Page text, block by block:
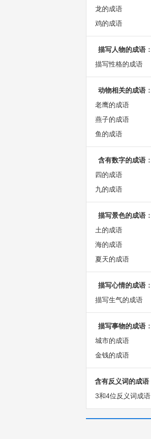
龙的成语
鸡的成语
描写人物的成语 ：
描写性格的成语
动物相关的成语 ：
老鹰的成语
燕子的成语
鱼的成语
含有数字的成语 ：
四的成语
九的成语
描写景色的成语 ：
土的成语
海的成语
夏天的成语
描写心情的成语 ：
描写生气的成语
描写事物的成语 ：
城市的成语
金钱的成语
含有反义词的成语
3和4位反义词成语